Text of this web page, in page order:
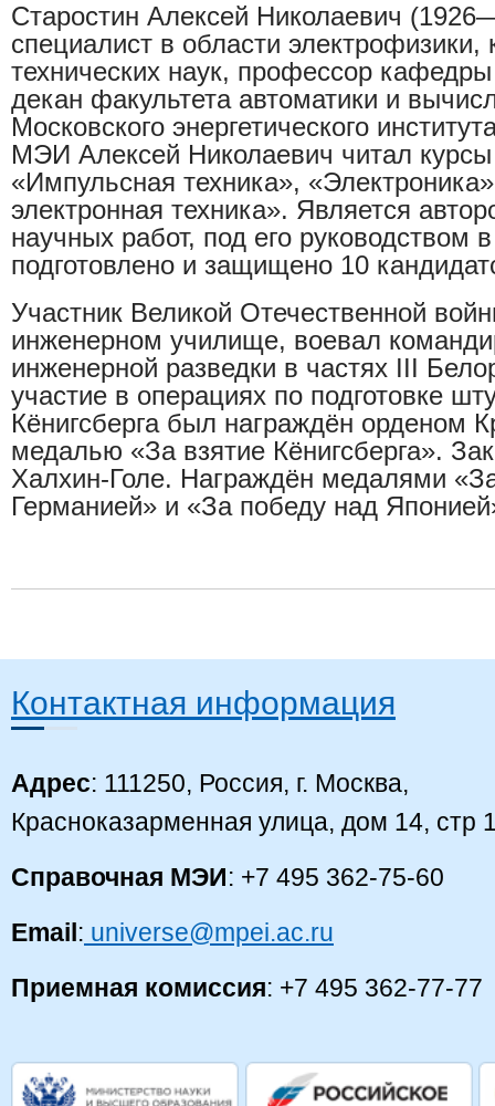
Старостин Алексей Николаевич
специалист в области электрофизики,
технических наук, профессор
декан факультета автоматики и
Московского энергетического
МЭИ Алексей Николаевич читал
«Импульсная техника»,
электронная техника». Является
научных работ, под его руководством
подготовлено и защищено 10
Участник Великой Отечественной
инженерном училище, воевал
инженерной разведки в частях III
участие в операциях по подготовке
Кёнигсберга был награждён орденом
медалью «За взятие Кёнигсберга».
Халхин-Голе. Награждён медалями
Германией» и «За победу над
Контактная информация
Адрес: 111250, Россия, г. Москва,
Красноказарменная улица, дом 14, стр
Справочная МЭИ: +7 495 362-75-60
Email: universe@mpei.ac.ru
Приемная комиссия: +7 495 362-77-77